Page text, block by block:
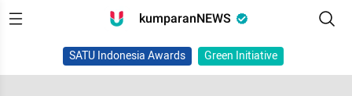
kumparanNEWS
SATU Indonesia Awards Green Initiative